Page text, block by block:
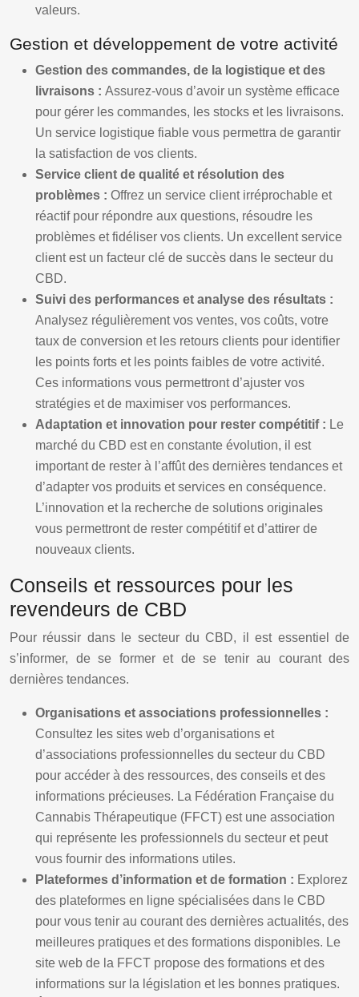
valeurs.
Gestion et développement de votre activité
Gestion des commandes, de la logistique et des
livraisons : Assurez-vous d’avoir un système efficace
pour gérer les commandes, les stocks et les livraisons.
Un service logistique fiable vous permettra de garantir
la satisfaction de vos clients.
Service client de qualité et résolution des
problèmes : Offrez un service client irréprochable et
réactif pour répondre aux questions, résoudre les
problèmes et fidéliser vos clients. Un excellent service
client est un facteur clé de succès dans le secteur du
CBD.
Suivi des performances et analyse des résultats :
Analysez régulièrement vos ventes, vos coûts, votre
taux de conversion et les retours clients pour identifier
les points forts et les points faibles de votre activité.
Ces informations vous permettront d’ajuster vos
stratégies et de maximiser vos performances.
Adaptation et innovation pour rester compétitif : Le
marché du CBD est en constante évolution, il est
important de rester à l’affût des dernières tendances et
d’adapter vos produits et services en conséquence.
L’innovation et la recherche de solutions originales
vous permettront de rester compétitif et d’attirer de
nouveaux clients.
Conseils et ressources pour les
revendeurs de CBD
Pour réussir dans le secteur du CBD, il est essentiel de
s’informer, de se former et de se tenir au courant des
dernières tendances.
Organisations et associations professionnelles :
Consultez les sites web d’organisations et
d’associations professionnelles du secteur du CBD
pour accéder à des ressources, des conseils et des
informations précieuses. La Fédération Française du
Cannabis Thérapeutique (FFCT) est une association
qui représente les professionnels du secteur et peut
vous fournir des informations utiles.
Plateformes d’information et de formation : Explorez
des plateformes en ligne spécialisées dans le CBD
pour vous tenir au courant des dernières actualités, des
meilleures pratiques et des formations disponibles. Le
site web de la FFCT propose des formations et des
informations sur la législation et les bonnes pratiques.